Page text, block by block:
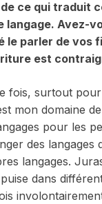
de ce qui traduit
langage. Avez-
le parler de vos
est
fois, surtout pour
mon domaine
pour les
des langages
langages.
dans